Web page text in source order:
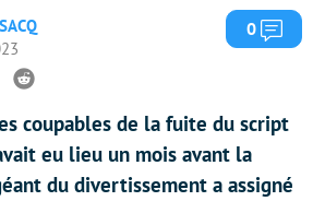
0
Reddit
coupables de la fuite du script
eu lieu un mois avant la
du divertissement a assigné